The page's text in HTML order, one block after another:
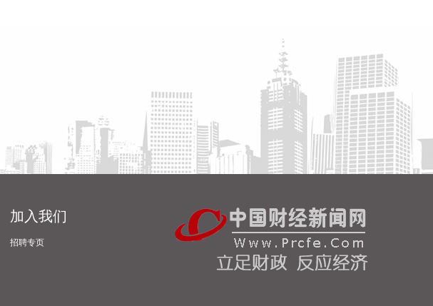
确保“客停渡、零营运”；要扎实做好宣传引导工作，
高频滚动发布权威信息，针对沿海群众、渔民、游客
2026-08-06 22:00:41
依顿电子(603328)8月6日公告，拟向包括公司控股股
东九洲集团在内的不超过35名特定投资者，发行股票
募资不超过20亿元，用于高端印制电路板智能制造项
2026-08-06 21:45:44
美股三大指数开盘涨跌不一，标普500指数涨
加入我们
招聘专页